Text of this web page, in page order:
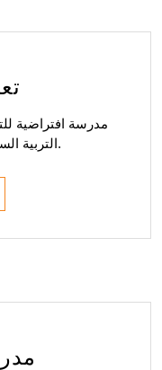
مدرسة افتراضية
التربية السورية تعّلم المنهج السوري.